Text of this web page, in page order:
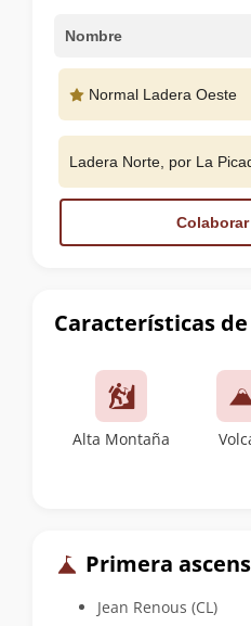
Características
Alta Montaña
Primera
Jean Renous (CL)
Nombre
Normal Ladera Oeste
Ladera Norte, por La